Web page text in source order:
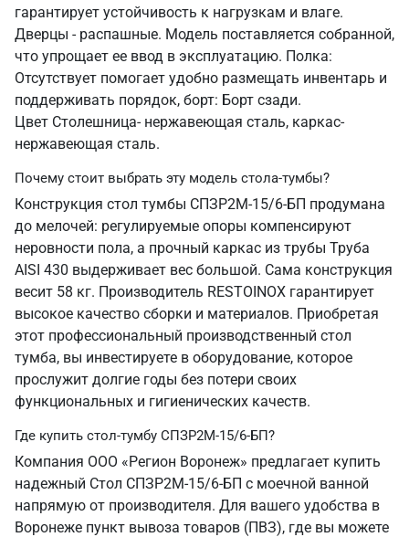
гарантирует устойчивость к нагрузкам и влаге.
Дверцы - распашные. Модель поставляется собранной,
что упрощает ее ввод в эксплуатацию. Полка:
Отсутствует помогает удобно размещать инвентарь и
поддерживать порядок, борт: Борт сзади.
Цвет Столешница- нержавеющая сталь, каркас-
нержавеющая сталь.
Почему стоит выбрать эту модель стола-тумбы?
Конструкция стол тумбы СПЗР2М-15/6-БП продумана
до мелочей: регулируемые опоры компенсируют
неровности пола, а прочный каркас из трубы Труба
AISI 430 выдерживает вес большой. Сама конструкция
весит 58 кг. Производитель RESTOINOX гарантирует
высокое качество сборки и материалов. Приобретая
этот профессиональный производственный стол
тумба, вы инвестируете в оборудование, которое
прослужит долгие годы без потери своих
функциональных и гигиенических качеств.
Где купить стол-тумбу СПЗР2М-15/6-БП?
Компания ООО «Регион Воронеж» предлагает купить
надежный Стол СПЗР2М-15/6-БП с моечной ванной
напрямую от производителя. Для вашего удобства в
Воронеже пункт вывоза товаров (ПВЗ), где вы можете